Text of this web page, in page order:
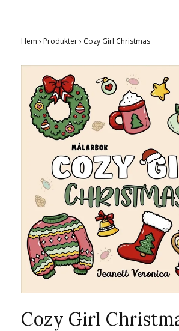
Hem › Produkter› Cozy Girl Christmas
Cozy Girl